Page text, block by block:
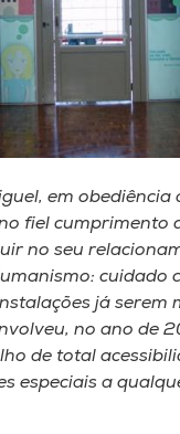
em obediência
fiel cumprimento
no seu
cuidado
já serem
no ano de
de total
especiais a